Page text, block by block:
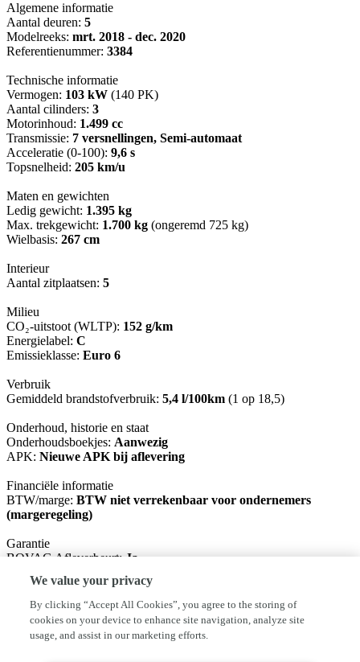
Algemene informatie
Aantal deuren: 5
Modelreeks: mrt. 2018 - dec. 2020
Referentienummer: 3384
Technische informatie
Vermogen: 103 kW (140 PK)
Aantal cilinders: 3
Motorinhoud: 1.499 cc
Transmissie: 7 versnellingen, Semi-automaat
Acceleratie (0-100): 9,6 s
Topsnelheid: 205 km/u
Maten en gewichten
Ledig gewicht: 1.395 kg
Max. trekgewicht: 1.700 kg (ongeremd 725 kg)
Wielbasis: 267 cm
Interieur
Aantal zitplaatsen: 5
Milieu
CO₂-uitstoot (WLTP): 152 g/km
Energielabel: C
Emissieklasse: Euro 6
Verbruik
Gemiddeld brandstofverbruik: 5,4 l/100km (1 op 18,5)
Onderhoud, historie en staat
Onderhoudsboekjes: Aanwezig
APK: Nieuwe APK bij aflevering
Financiële informatie
BTW/marge: BTW niet verrekenbaar voor ondernemers
(margeregeling)
Garantie
BOVAG Afleverbeurt:Ja
Basis pakket: Nieuwe APK, vloeistoffen controle. (inbegrepen)
Rodam pakket: Nieuwe APK, servicebeurt, 1/2 tank brandstof en 6
maanden BOVAG garantie €395,-
Ondanks het feit dat iedere advertentie met zorg door ons wordt
We value your privacy
By clicking “Accept All Cookies”, you agree to the storing of
cookies on your device to enhance site navigation, analyze site
usage, and assist in our marketing efforts.